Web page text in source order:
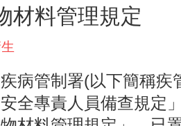
材料管理規定
病管制署(以下簡稱疾
全專責人員備查規定